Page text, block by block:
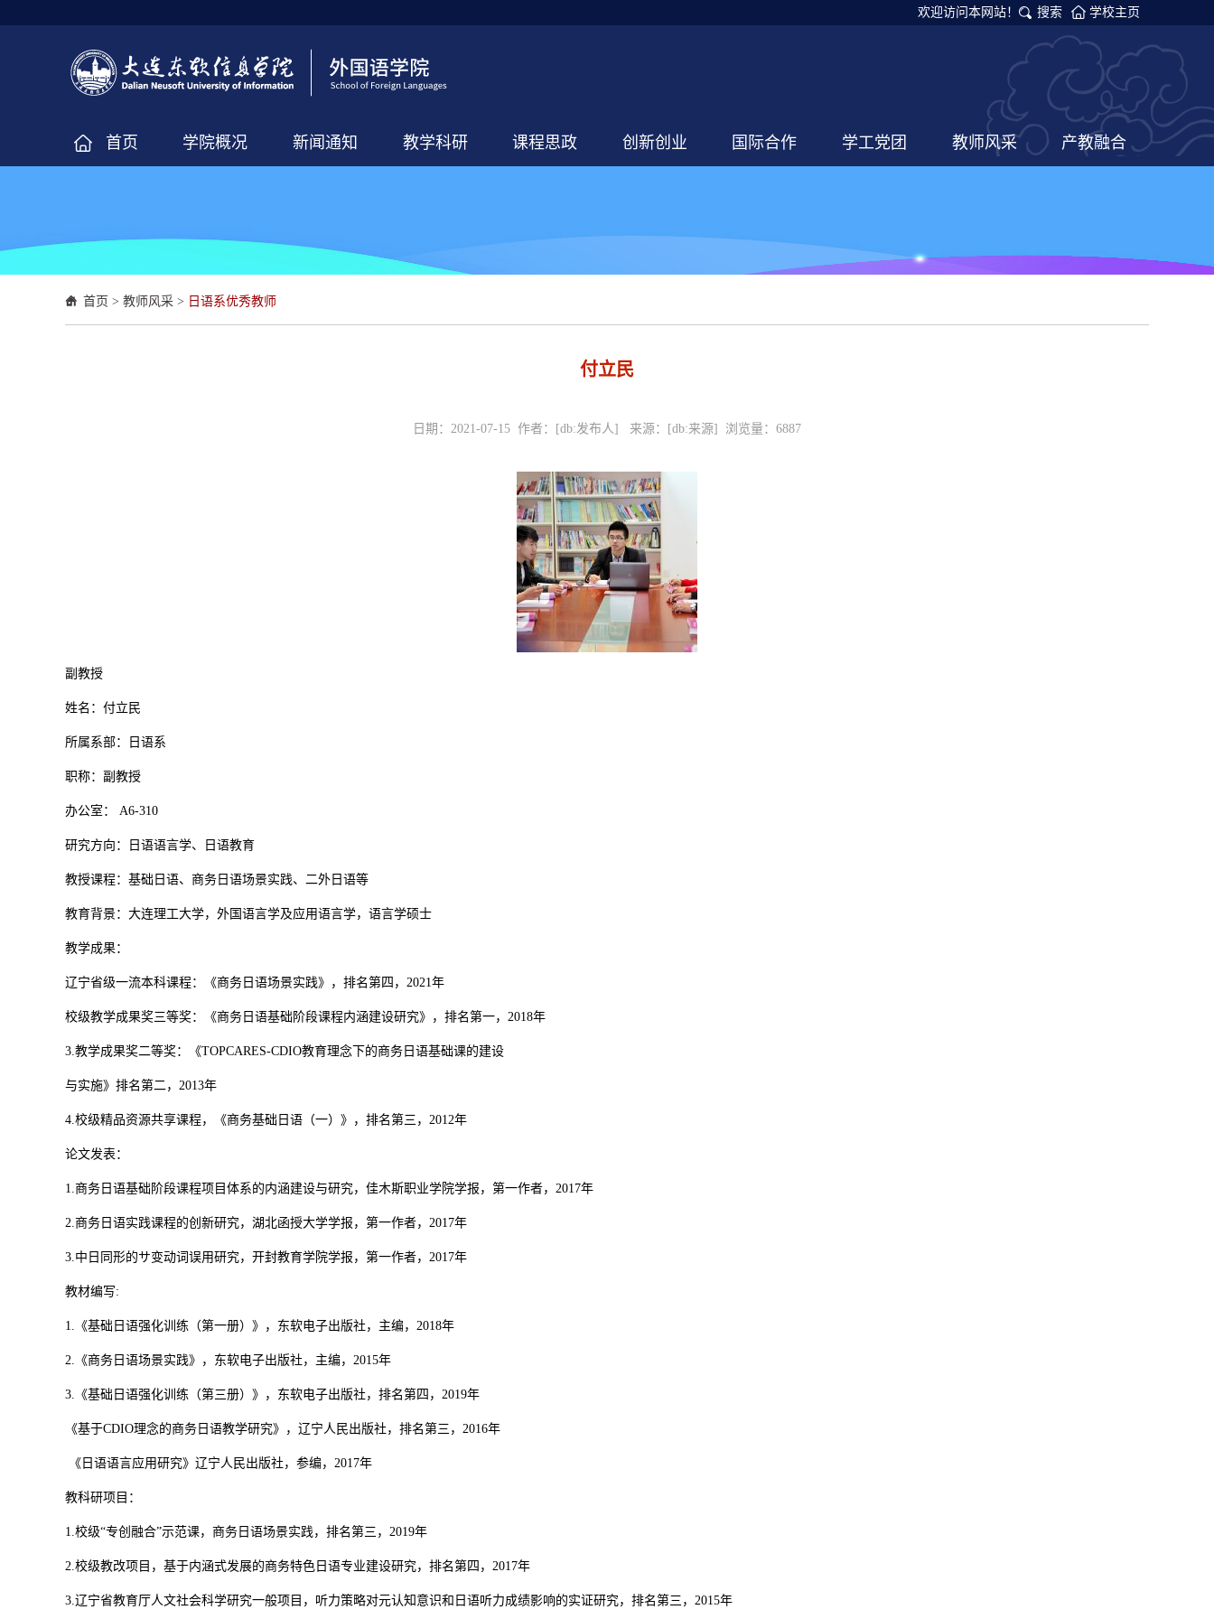
欢迎访问本网站！ 搜索 学校主页
首页 学院概况 新闻通知 教学科研 课程思政 创新创业 国际合作 学工党团 教师风采 产教融合
首页 > 教师风采 > 日语系优秀教师
付立民
日期：2021-07-15 作者：[db:发布人] 来源：[db:来源] 浏览量： 6887
副教授
姓名：付立民
所属系部：日语系
职称：副教授
办公室： A6-310
研究方向：日语语言学、日语教育
教授课程：基础日语、商务日语场景实践、二外日语等
教育背景：大连理工大学，外国语言学及应用语言学，语言学硕士
教学成果：
辽宁省级一流本科课程：《商务日语场景实践》，排名第四，2021年
校级教学成果奖三等奖：《商务日语基础阶段课程内涵建设研究》，排名第一，2018年
3.教学成果奖二等奖：《TOPCARES-CDIO教育理念下的商务日语基础课的建设
与实施》排名第二，2013年
4.校级精品资源共享课程，《商务基础日语（一）》，排名第三，2012年
论文发表：
1.商务日语基础阶段课程项目体系的内涵建设与研究，佳木斯职业学院学报，第一作者，2017年
2.商务日语实践课程的创新研究，湖北函授大学学报，第一作者，2017年
3.中日同形的サ变动词误用研究，开封教育学院学报，第一作者，2017年
教材编写:
1.《基础日语强化训练（第一册）》，东软电子出版社，主编，2018年
2.《商务日语场景实践》，东软电子出版社，主编，2015年
3.《基础日语强化训练（第三册）》，东软电子出版社，排名第四，2019年
《基于CDIO理念的商务日语教学研究》，辽宁人民出版社，排名第三，2016年
《日语语言应用研究》辽宁人民出版社，参编，2017年
教科研项目：
1.校级“专创融合”示范课，商务日语场景实践，排名第三，2019年
2.校级教改项目，基于内涵式发展的商务特色日语专业建设研究，排名第四，2017年
3.辽宁省教育厅人文社会科学研究一般项目，听力策略对元认知意识和日语听力成绩影响的实证研究，排名第三，2015年